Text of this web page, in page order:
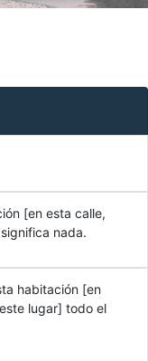
[en esta calle,
nada.
habitación [en
lugar] todo el